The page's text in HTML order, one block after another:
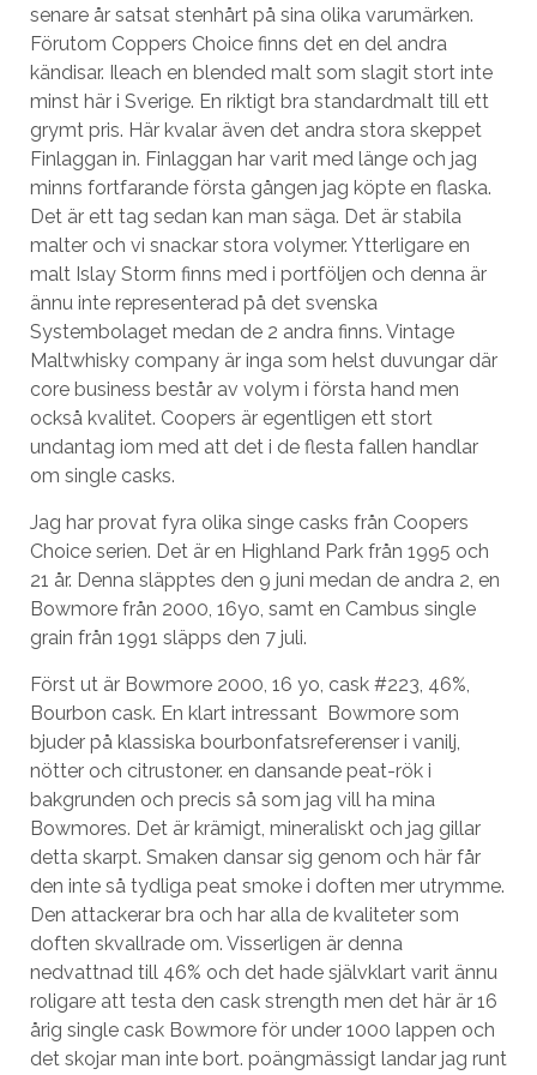
senare år satsat stenhårt på sina olika varumärken.
Förutom Coppers Choice finns det en del andra
kändisar. Ileach en blended malt som slagit stort inte
minst här i Sverige. En riktigt bra standardmalt till ett
grymt pris. Här kvalar även det andra stora skeppet
Finlaggan in. Finlaggan har varit med länge och jag
minns fortfarande första gången jag köpte en flaska.
Det är ett tag sedan kan man säga. Det är stabila
malter och vi snackar stora volymer. Ytterligare en
malt Islay Storm finns med i portföljen och denna är
ännu inte representerad på det svenska
Systembolaget medan de 2 andra finns. Vintage
Maltwhisky company är inga som helst duvungar där
core business består av volym i första hand men
också kvalitet. Coopers är egentligen ett stort
undantag iom med att det i de flesta fallen handlar
om single casks.
Jag har provat fyra olika singe casks från Coopers
Choice serien. Det är en Highland Park från 1995 och
21 år. Denna släpptes den 9 juni medan de andra 2, en
Bowmore från 2000, 16yo, samt en Cambus single
grain från 1991 släpps den 7 juli.
Först ut är Bowmore 2000, 16 yo, cask #223, 46%,
Bourbon cask. En klart intressant Bowmore som
bjuder på klassiska bourbonfatsreferenser i vanilj,
nötter och citrustoner. en dansande peat-rök i
bakgrunden och precis så som jag vill ha mina
Bowmores. Det är krämigt, mineraliskt och jag gillar
detta skarpt. Smaken dansar sig genom och här får
den inte så tydliga peat smoke i doften mer utrymme.
Den attackerar bra och har alla de kvaliteter som
doften skvallrade om. Visserligen är denna
nedvattnad till 46% och det hade självklart varit ännu
roligare att testa den cask strength men det här är 16
årig single cask Bowmore för under 1000 lappen och
det skojar man inte bort. poängmässigt landar jag runt